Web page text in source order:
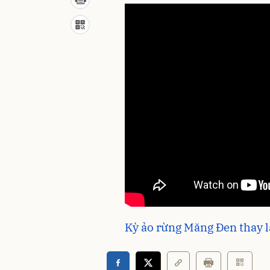
Kỳ ảo rừng Măng Đen thay